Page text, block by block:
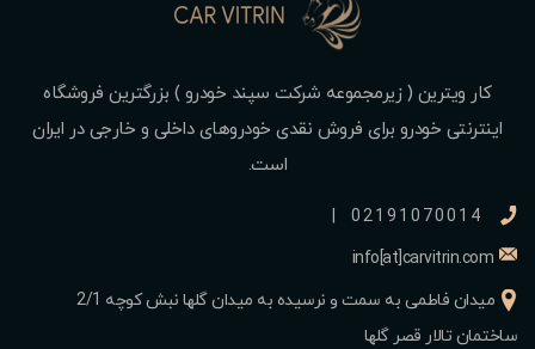
کار ویترین ( زیرمجموعه شرکت سپند خودرو ) بزرگترین فروشگاه
اینترنتی خودرو برای فروش نقدی خودروهای داخلی و خارجی در ایران
است.
02191070014
info[at]carvitrin.com
میدان فاطمی به سمت و نرسیده به میدان گلها نبش کوچه 2/1
ساختمان تالار قصر گلها